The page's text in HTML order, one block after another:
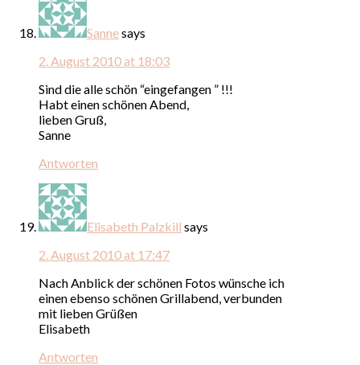
Sannesays
2. August 2010 at 18:03
Sind die alle schön “eingefangen ” !!!
Habt einen schönen Abend,
lieben Gruß,
Sanne
Antworten
Elisabeth Palzkill says
2. August 2010 at 17:47
Nach Anblick der schönen Fotos wünsche ich
einen ebenso schönen Grillabend, verbunden
mit lieben Grüßen
Elisabeth
Antworten